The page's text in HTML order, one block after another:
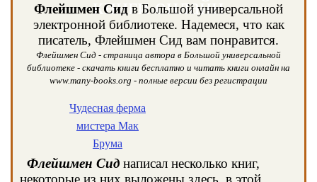
книги онлайн
Флейшмен Сид в Большой универсальной
электронной библиотеке. Надемеся, что как
писатель, Флейшмен Сид вам понравится.
Флейшмен Сид - страница автора в Большой универсальной
библиотеке - скачать книги бесплатно и читать книги онлайн на
www.many-books.org - полные версии без регистрации
Чудесная ферма
мистера Мак
Брума
Флейшмен Сид написал несколько книг,
некоторые из них выложены здесь, в этой